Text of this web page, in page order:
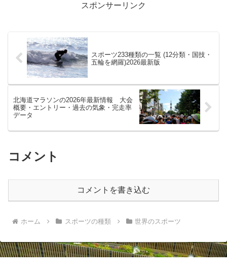
スポンサーリンク
スポーツ233種類の一覧 (12分類・国技・
五輪を網羅)2026最新版
北海道マラソンの2026年最新情報 大会
概要・エントリー・過去の気象・完走率
データ
コメント
コメントを書き込む
ホーム スポーツの種類 世界のスポーツ